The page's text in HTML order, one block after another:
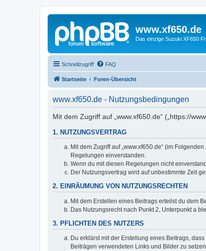
www.xf650.de
Das einzige Suzuki XF650
Schnellzugriff FAQ
Startseite Foren-Übersicht
www.xf650.de - Nutzungsbedingungen
Mit dem Zugriff auf „www.xf650.de“ („https://
1. NUTZUNGSVERTRAG
Mit dem Zugriff auf „www.xf650.de“ (im
Regelungen einverstanden.
Wenn du mit diesen Regelungen nicht
Der Nutzungsvertrag wird auf unbestimmte Zeit
2. EINRÄUMUNG VON NUTZUNGSRECHTEN
Mit dem Erstellen eines Beitrags erteilst du dem
Das Nutzungsrecht nach Punkt 2, Unterpunkt a
3. PFLICHTEN DES NUTZERS
Du erklärst mit der Erstellung eines Beitrags,
Beiträgen verwendeten Links und Bilder zu